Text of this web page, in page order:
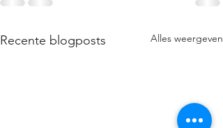
Recente blogposts Alles weergeven